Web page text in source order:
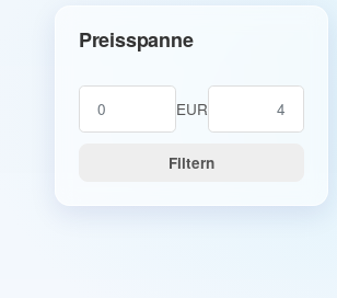
Preisspanne
EUR
Filtern